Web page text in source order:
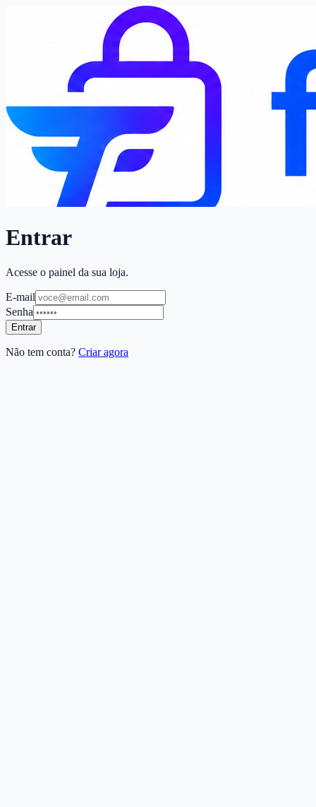
Entrar
Acesse o painel da sua loja.
E-mail
Senha
Entrar
Não tem conta? Criar agora